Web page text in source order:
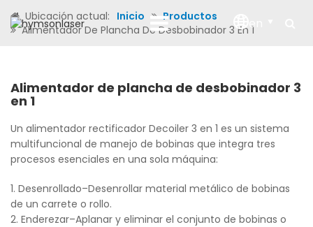
en
Ubicación actual: Inicio
Productos
Alimentador De Plancha De Desbobinador 3 En 1
Alimentador de plancha de desbobinador 3
en 1
Un alimentador rectificador Decoiler 3 en 1 es un sistema
multifuncional de manejo de bobinas que integra tres
procesos esenciales en una sola máquina:
1. Desenrollado–Desenrollar material metálico de bobinas
de un carrete o rollo.
2. Enderezar–Aplanar y eliminar el conjunto de bobinas o